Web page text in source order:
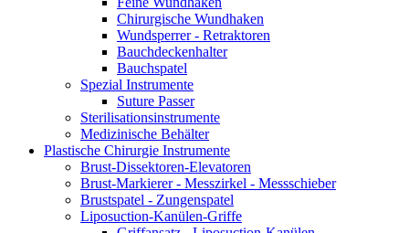
Chirurgische Wundhaken
Wundsperrer - Retraktoren
Bauchdeckenhalter
Bauchspatel
Spezial Instrumente
Suture Passer
Sterilisationsinstrumente
Medizinische Behälter
Plastische Chirurgie Instrumente
Brust-Dissektoren-Elevatoren
Brust-Markierer - Messzirkel - Messschieber
Brustspatel - Zungenspatel
Liposuction-Kanülen-Griffe